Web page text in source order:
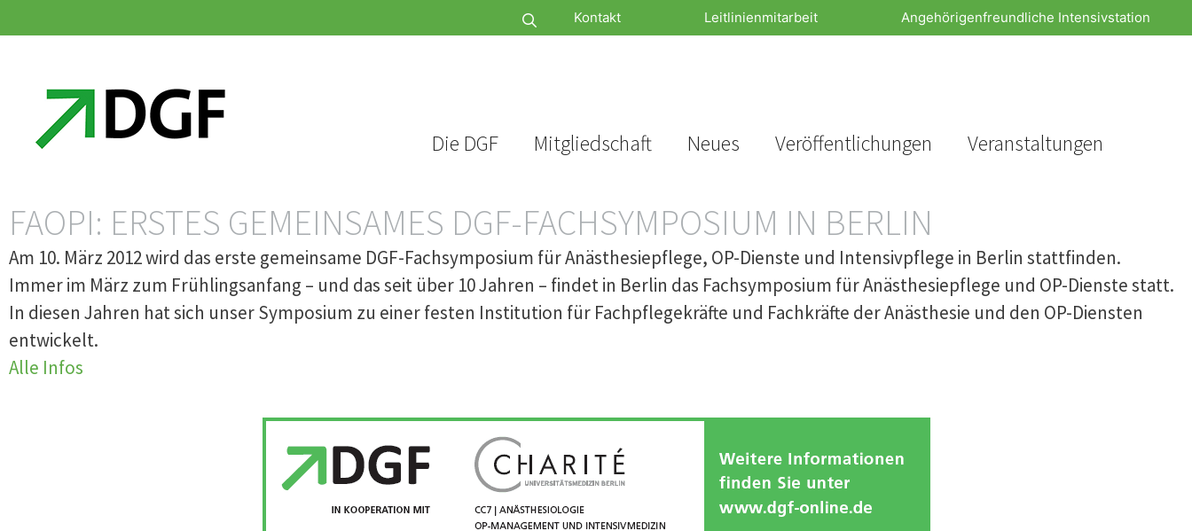
Inhalt
Inhalt
Kontakt Leitlinienmitarbeit Angehörigenfreundliche Intensivstation
Die DGF Mitgliedschaft Neues Veröffentlichungen Veranstaltungen
FAOPI: ERSTES GEMEINSAMES DGF-FACHSYMPOSIUM IN BERLIN
Am 10. März 2012 wird das erste gemeinsame DGF-Fachsymposium für Anästhesiepflege, OP-Dienste und Intensivpflege in Berlin stattfinden.
Immer im März zum Frühlingsanfang – und das seit über 10 Jahren – findet in Berlin das Fachsymposium für Anästhesiepflege und OP-Dienste statt.
In diesen Jahren hat sich unser Symposium zu einer festen Institution für Fachpflegekräfte und Fachkräfte der Anästhesie und den OP-Diensten
entwickelt.
Alle Infos